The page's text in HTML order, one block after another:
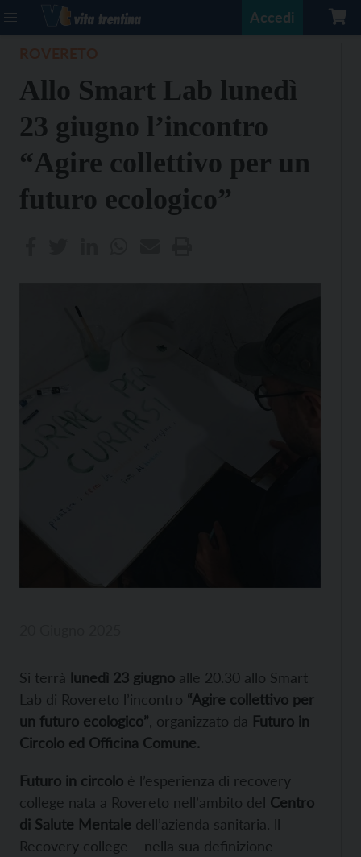
Accedi
Allo Smart Lab lunedì
23 giugno l’incontro
“Agire collettivo per un
futuro ecologico”
Si terrà lunedì 23 giugno alle 20.30 allo Smart
Lab di Rovereto l’incontro “Agire collettivo per
un futuro ecologico” , organizzato da Futuro in
Circolo ed Officina Comune.
Futuro in circolo è l’esperienza di recovery
college nata a Rovereto nell’ambito del Centro
di Salute Mentale dell’azienda sanitaria. ll
Recovery college – nella sua definizione